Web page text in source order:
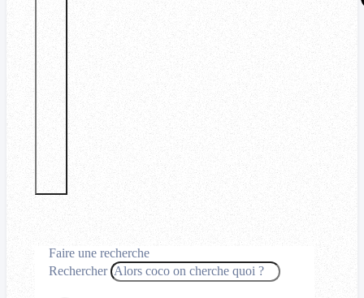
Faire une recherche
Rechercher